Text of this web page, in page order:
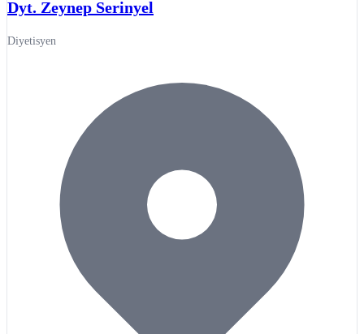
Dyt. Zeynep Serinyel
Diyetisyen